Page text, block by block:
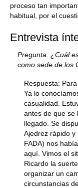
proceso tan
habitual, por el
Entrevista
Pregunta. ¿Cuál
como sede de los
Respuesta:
Ya lo
casualidad.
antes de que se
llegado. Se
Ajedrez rápido y
FADA) nos
aquí. Vimos el
Ricardo la
organizar un
circunstancias